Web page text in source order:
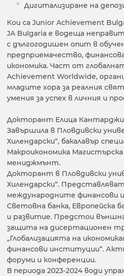
Дигитализиране на
Кои са Junior Achievement
JA Bulgaria е водеща
с дългогодишен опит в
предприемачество,
икономика. Част от
Achievement Worldwide,
младите хора за реалния
умения за успех в личния и
Докторант Елица
Завършила в Пловдивски
Хилендарски“, бакалавър
Макроикономика
мениджмънт.
Докторант в Пловдивски
Хилендарски“.
международните финансови
Световна банка, Европейска
и развитие. Предстои
защита на дисертационен
„Глобализацията на
финансови институции“.
форуми и конференции.
В периода 2023-2024 води